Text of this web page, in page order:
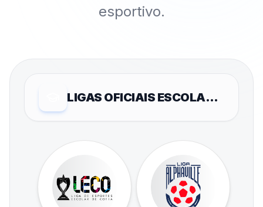
esportivo.
LIGAS OFICIAIS ESCOLARES